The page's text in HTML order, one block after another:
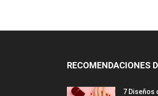
RECOMENDACIONES
7 Diseños